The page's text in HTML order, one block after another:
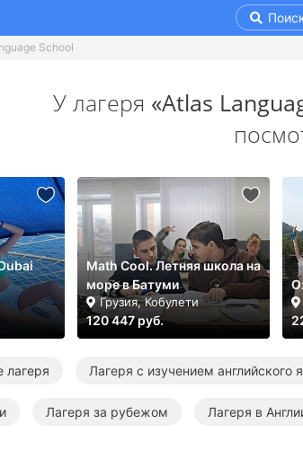
School
У лагеря «Atlas
Math Cool. Летняя школа на
море в Батуми
Грузия, Кобулети
120 447 руб.
лагеря Лагеря с изучением английского
Лагеря за рубежом Лагеря в
за границей